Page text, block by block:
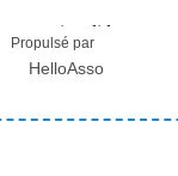
Propulsé par
HelloAsso